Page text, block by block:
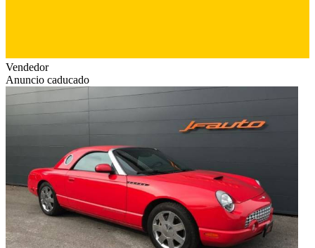
Vendedor
Anuncio caducado